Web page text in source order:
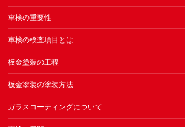
車検の重要性
車検の検査項目とは
板金塗装の工程
板金塗装の塗装方法
ガラスコーティングについて